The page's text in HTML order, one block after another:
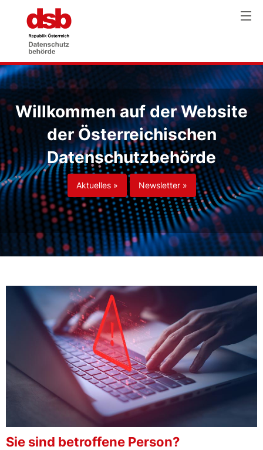
Willkommen auf der Website
der Österreichischen
Datenschutzbehörde
Aktuelles » Newsletter »
Sie sind betroffene Person?